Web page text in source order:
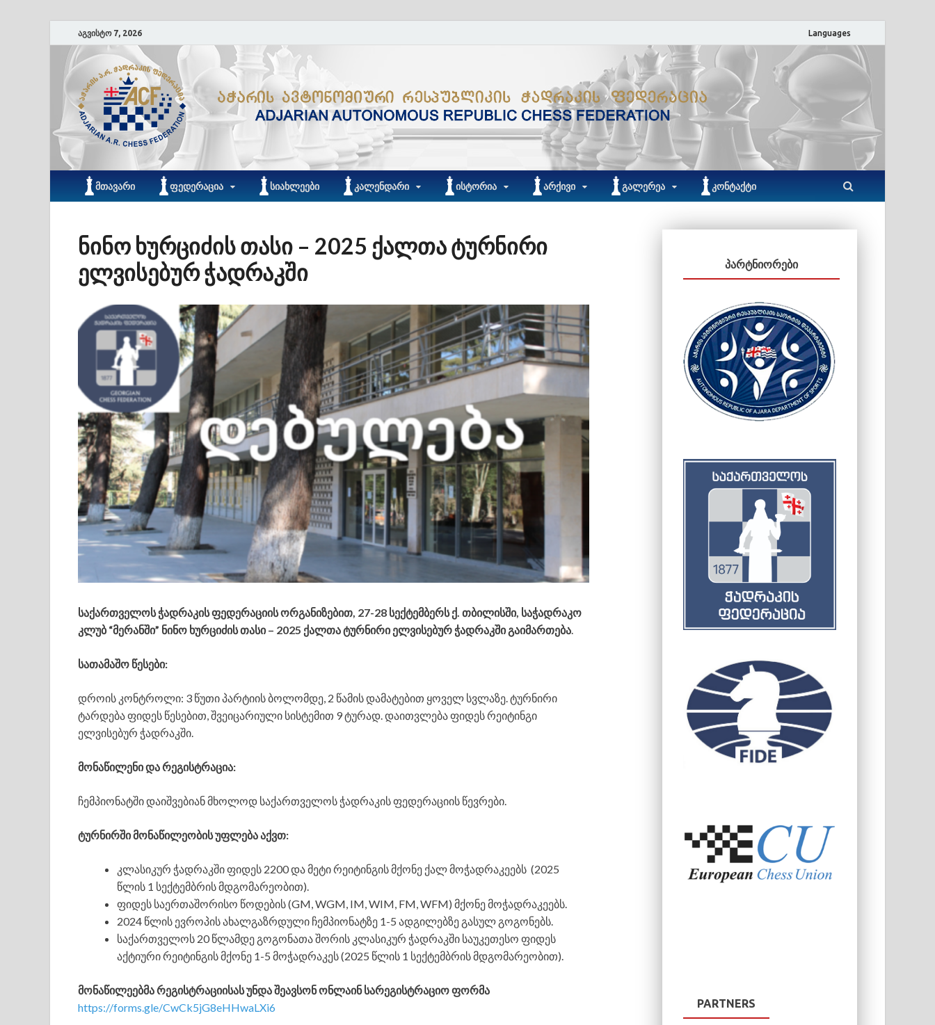
აგვისტო 7, 2026 Languages
ACF
აჭარის ჭადრაკის ფედერაცია
ᲛᲗᲐᲕᲐᲠᲘ ᲤᲔᲓᲔᲠᲐᲪᲘᲐ ᲡᲘᲐᲮᲚᲔᲔᲑᲘ ᲙᲐᲚᲔᲜᲓᲐᲠᲘ ᲘᲡᲢᲝᲠᲘᲐ ᲐᲠᲥᲘᲕᲘ ᲒᲐᲚᲔᲠᲔᲐ ᲙᲝᲜᲢᲐᲥᲢᲘ
ნინო ხურციძის თასი – 2025 ქალთა ტურნირი
ელვისებურ ჭადრაკში
საქართველოს ჭადრაკის ფედერაციის ორგანიზებით, 27-28 სექტემბერს ქ. თბილისში, საჭადრაკო
კლუბ “მერანში” ნინო ხურციძის თასი – 2025 ქალთა ტურნირი ელვისებურ ჭადრაკშიგაიმართება.
სათამაშო წესები:
დროის კონტროლი: 3 წუთი პარტიის ბოლომდე, 2 წამის დამატებით ყოველ სვლაზე. ტურნირი
ტარდება ფიდეს წესებით, შვეიცარიული სისტემით 9 ტურად. დაითვლება ფიდეს რეიტინგი
ელვისებურ ჭადრაკში.
მონაწილენი და რეგისტრაცია:
ჩემპიონატში დაიშვებიან მხოლოდ საქართველოს ჭადრაკის ფედერაციის წევრები.
ტურნირში მონაწილეობის უფლება აქვთ:
კლასიკურ ჭადრაკში ფიდეს 2200 და მეტი რეიტინგის მქონე ქალ მოჭადრაკეებს (2025
წლის 1 სექტემბრის მდგომარეობით).
ფიდეს საერთაშორისო წოდების (GM, WGM, IM, WIM, FM, WFM) მქონე მოჭადრაკეებს.
2024 წლის ევროპის ახალგაზრდული ჩემპიონატზე 1-5 ადგილებზე გასულ გოგონებს.
საქართველოს 20 წლამდე გოგონათა შორის კლასიკურ ჭადრაკში საუკეთესო ფიდეს
აქტიური რეიტინგის მქონე 1-5 მოჭადრაკეს (2025 წლის 1 სექტემბრის მდგომარეობით).
მონაწილეებმა რეგისტრაციისას უნდა შეავსონ ონლაინ სარეგისტრაციო ფორმა
https://forms.gle/CwCk5jG8eHHwaLXi6
ᲞᲐᲠᲢᲜᲘᲝᲠᲔᲑᲘ
PARTNERS